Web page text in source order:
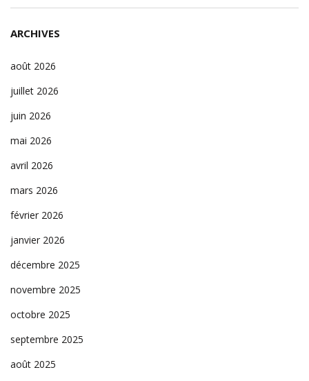
ARCHIVES
août 2026
juillet 2026
juin 2026
mai 2026
avril 2026
mars 2026
février 2026
janvier 2026
décembre 2025
novembre 2025
octobre 2025
septembre 2025
août 2025